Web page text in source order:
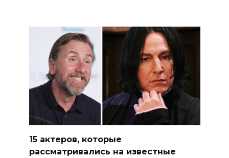
15 актеров, которые
рассматривались на известные